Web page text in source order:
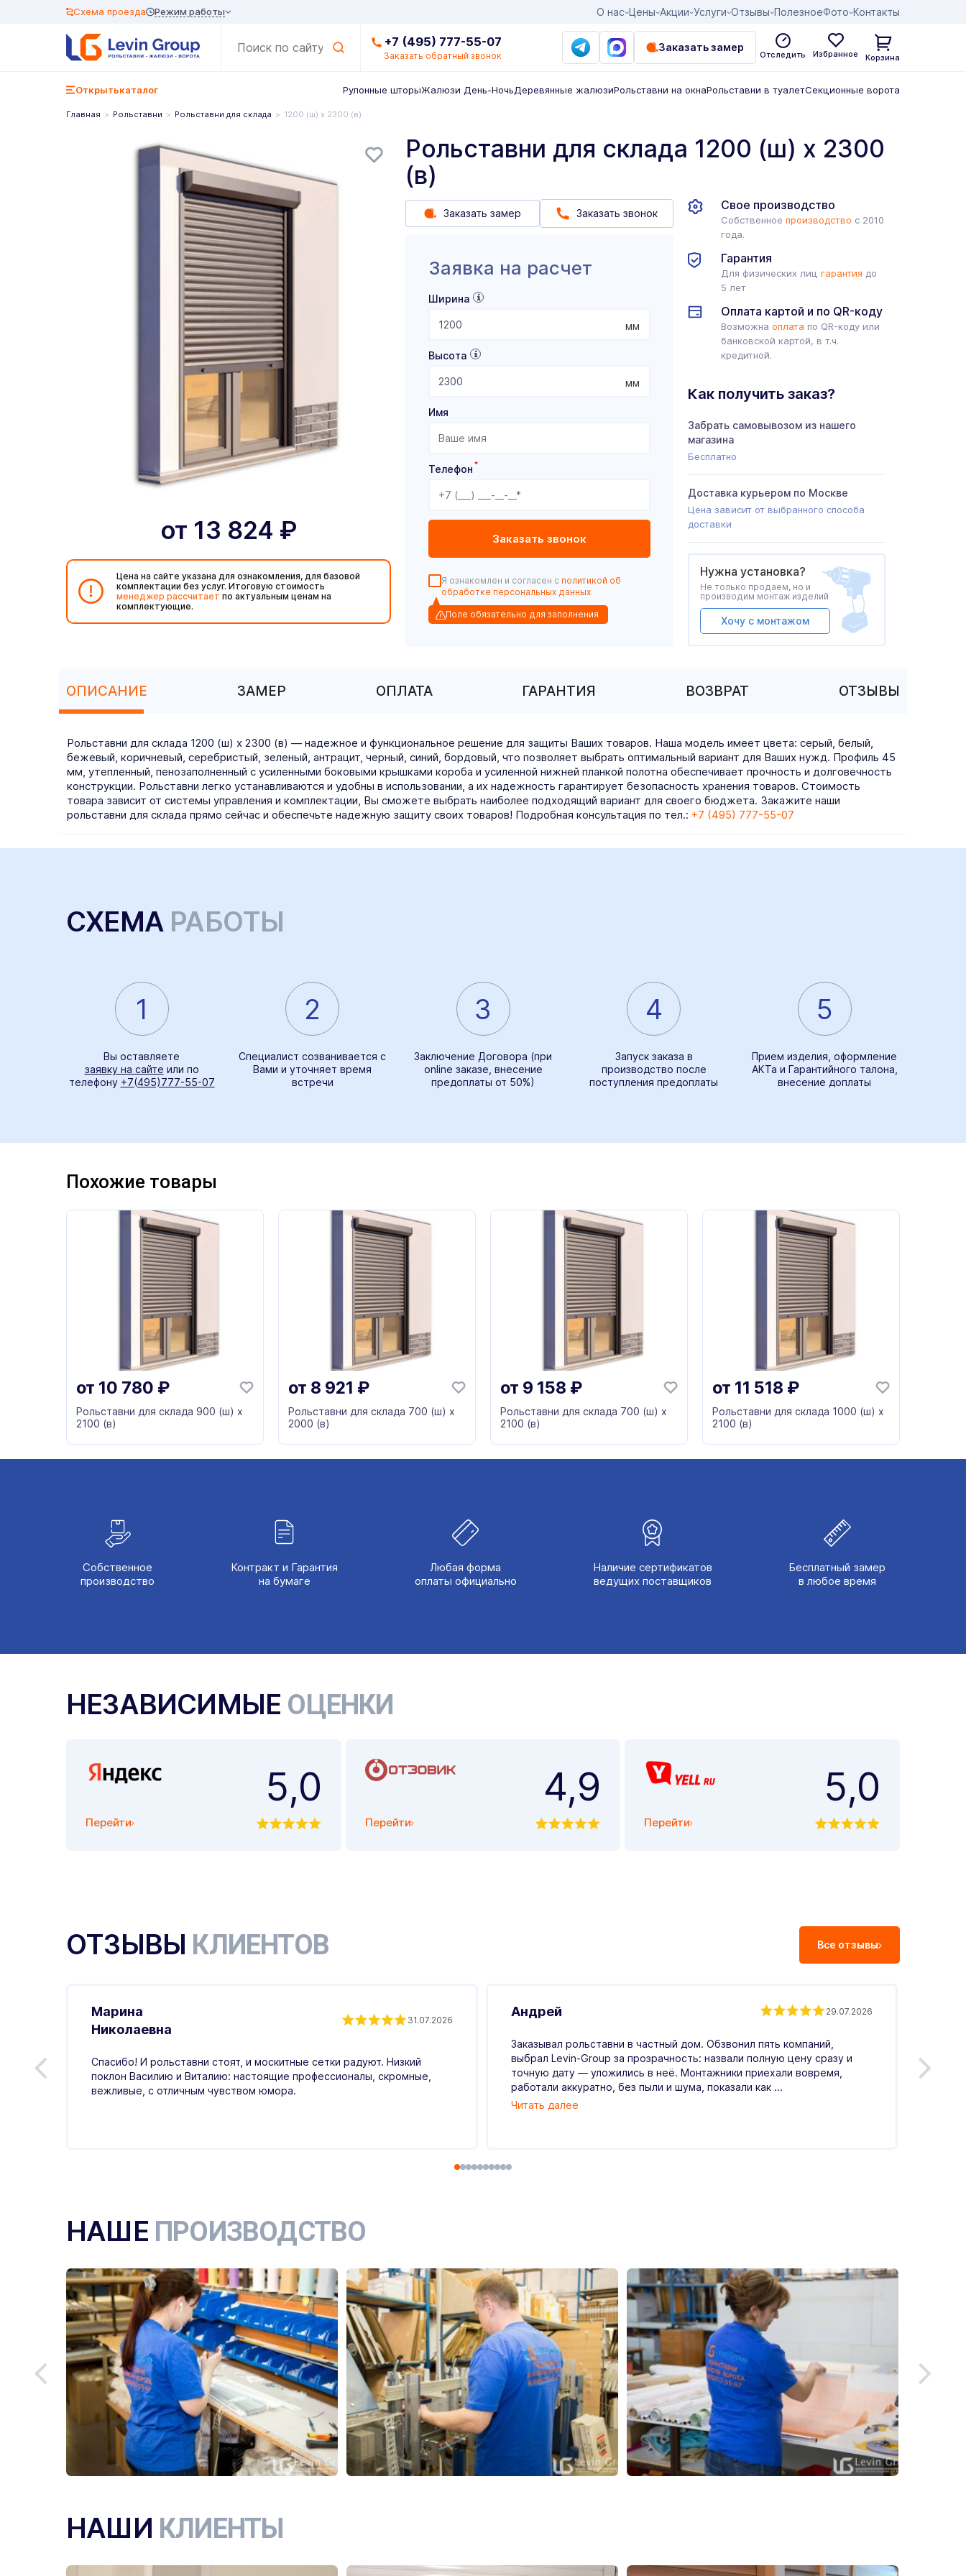
О нас Цены Акции Услуги Отзывы ПолезноеФото Контакты
Схема проезда Режим работы
+7 (495) 777-55-07
Заказать обратный звонок
Заказать замер
Отследить Избранное Корзина
Открытькаталог Рулонные шторыЖалюзи День-НочьДеревянные жалюзиРольставни на окнаРольставни в туалетСекционные ворота
Главная Рольставни Рольставни для склада 1200 (ш) х 2300 (в)
Рольставни для склада 1200 (ш) х 2300
(в)
от 13 824 ₽
Цена на сайте указана для ознакомления, для базовой
комплектации без услуг. Итоговую стоимость
менеджер рассчитает по актуальным ценам на
комплектующие.
Заказать замер Заказать звонок
Заявка на расчет
Ширина
мм
Высота
мм
Имя
Телефон *
Я ознакомлен и согласен с политикой об
обработке персональных данных
Поле обязательно для заполнения
Свое производство
Собственноепроизводство с 2010
года.
Гарантия
Для физических лицгарантия до
5 лет
Оплата картой и по QR-коду
Возможнаоплата по QR-коду или
банковской картой, в т.ч.
кредитной.
Как получить заказ?
Забрать самовывозом из нашего
магазина
Бесплатно
Доставка курьером по Москве
Цена зависит от выбранного способа
доставки
Нужна установка?
Не только продаем, но и
производим монтаж изделий
Хочу с монтажом
ОПИСАНИЕ ЗАМЕР ОПЛАТА ГАРАНТИЯ ВОЗВРАТ ОТЗЫВЫ
Рольставни для склада 1200 (ш) х 2300 (в) — надежное и функциональное решение для защиты Ваших товаров. Наша модель имеет цвета: серый, белый,
бежевый, коричневый, серебристый, зеленый, антрацит, черный, синий, бордовый, что позволяет выбрать оптимальный вариант для Ваших нужд. Профиль 45
мм, утепленный, пенозаполненный с усиленными боковыми крышками короба и усиленной нижней планкой полотна обеспечивает прочность и долговечность
конструкции. Рольставни легко устанавливаются и удобны в использовании, а их надежность гарантирует безопасность хранения товаров. Стоимость
товара зависит от системы управления и комплектации, Вы сможете выбрать наиболее подходящий вариант для своего бюджета. Закажите наши
рольставни для склада прямо сейчас и обеспечьте надежную защиту своих товаров! Подробная консультация по тел.: +7 (495) 777-55-07
СХЕМА РАБОТЫ
1
Вы оставляете
заявку на сайте или по
телефону +7(495)777-55-07
2
Специалист созванивается с
Вами и уточняет время
встречи
3
Заключение Договора (при
online заказе, внесение
предоплаты от 50%)
4
Запуск заказа в
производство после
поступления предоплаты
5
Прием изделия, оформление
АКТа и Гарантийного талона,
внесение доплаты
Похожие товары
от 10 780 ₽
Рольставни для склада 900 (ш) х
2100 (в)
от 8 921 ₽
Рольставни для склада 700 (ш) х
2000 (в)
от 9 158 ₽
Рольставни для склада 700 (ш) х
2100 (в)
от 11 518 ₽
Рольставни для склада 1000 (ш) х
2100 (в)
Собственное
производство
Контракт и Гарантия
на бумаге
Любая форма
оплаты официально
Наличие сертификатов
ведущих поставщиков
Бесплатный замер
в любое время
НЕЗАВИСИМЫЕ ОЦЕНКИ
Перейти
5,0
Перейти
4,9
Перейти
5,0
ОТЗЫВЫ КЛИЕНТОВ Все отзывы
Марина
Николаевна
31.07.2026
Спасибо! И рольставни стоят, и москитные сетки радуют. Низкий
поклон Василию и Виталию: настоящие профессионалы, скромные,
вежливые, с отличным чувством юмора.
Андрей 29.07.2026
Заказывал рольставни в частный дом. Обзвонил пять компаний,
выбрал Levin-Group за прозрачность: назвали полную цену сразу и
точную дату — уложились в неё. Монтажники приехали вовремя,
работали аккуратно, без пыли и шума, показали как ...
Читать далее
НАШЕ ПРОИЗВОДСТВО
НАШИ КЛИЕНТЫ